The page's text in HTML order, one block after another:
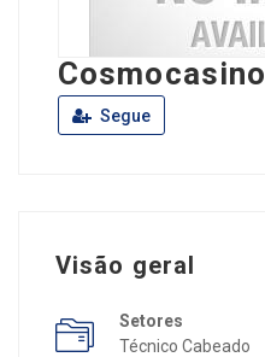
Cosmocasino
Segue
Visão geral
Setores
Técnico Cabeado